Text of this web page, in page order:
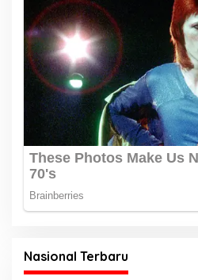
Nasional Terbaru